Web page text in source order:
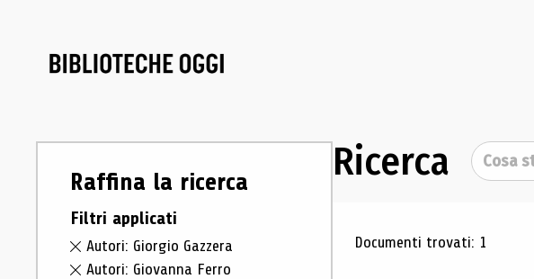
Raffina la ricerca
Filtri applicati
Autori: Giorgio Gazzera
Autori: Giovanna Ferro
Ricerca Cerca
Risultati di
Documenti trovati: 1